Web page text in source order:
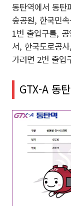
동탄역에서 동탄
숲공원, 한국민
1번 출입구를,
서, 한국도로공
가려면 2번 출입
GTX-A 동